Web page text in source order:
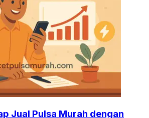
Jual Pulsa Murah dengan